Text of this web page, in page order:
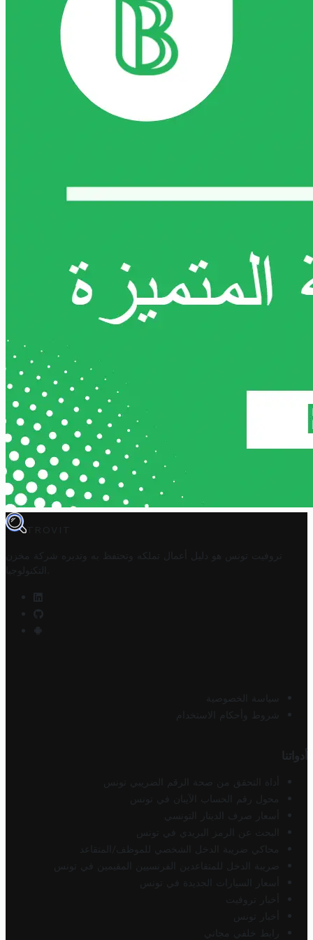
TROVIT
تروفيت تونس هو دليل أعمال تملكه وتحتفظ به وتديره
شركة مخزن
التكنولوجيا
سياسة الخصوصية
شروط وأحكام الاستخدام
أدواتنا
أداة التحقق من صحة الرقم الضريبي تونس
محول رقم الحساب الآيبان في تونس
أسعار صرف الدينار التونسي
البحث عن الرمز البريدي في تونس
محاكي ضريبة الدخل الشخصي للموظف/المتقاعد
ضريبة الدخل للمتقاعدين الفرنسيين المقيمين في تونس
أسعار السيارات الجديدة في تونس
أخبار تروفيت
أخبار تونس
رابط خلفي مجاني